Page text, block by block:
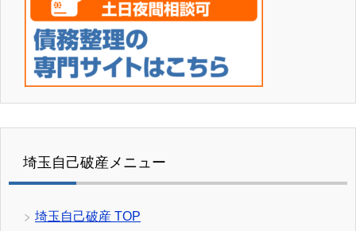
埼玉自己破産メニュー
埼玉自己破産 TOP